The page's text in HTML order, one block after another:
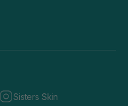
Sisters Skin